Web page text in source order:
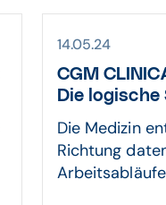
14.05.24
CGM
Die logische
Die Medizin
Richtung
Arbeitsabläufe